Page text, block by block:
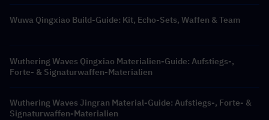
Wuwa Qingxiao Build-Guide: Kit, Echo-Sets, Waffen & Team
Wuthering Waves Qingxiao Materialien-Guide: Aufstiegs-,
Forte- & Signaturwaffen-Materialien
Wuthering Waves Jingran Material-Guide: Aufstiegs-, Forte- &
Signaturwaffen-Materialien